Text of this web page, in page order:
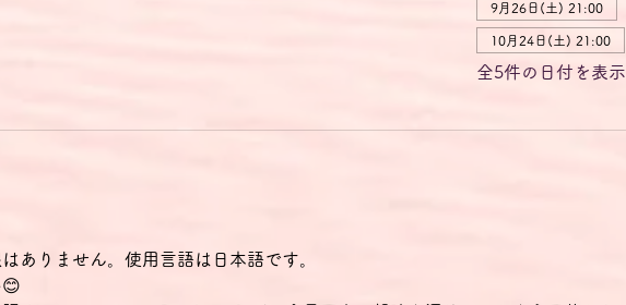
9月26日(土) 21:00
10月24日(土) 21:00
全5件の日付を表示
ありません。使用言語は日本語です。